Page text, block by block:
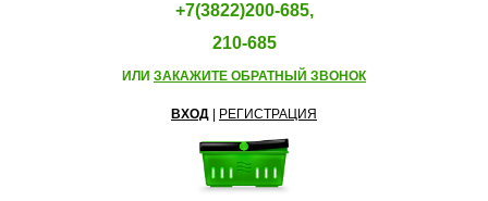
+7(3822)200-685,
210-685
ИЛИ ЗАКАЖИТЕ ОБРАТНЫЙ ЗВОНОК
ВХОД РЕГИСТРАЦИЯ